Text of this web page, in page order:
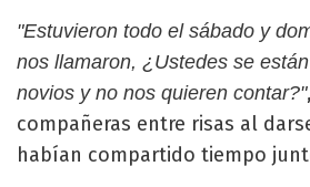
"Estuvieron todo el sábado y
nos llamaron, ¿Ustedes se
novios y no nos quieren contar?"
compañeras entre risas al
habían compartido tiempo